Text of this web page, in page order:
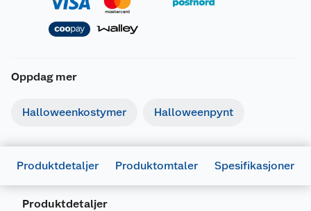
Oppdag mer
Halloweenkostymer Halloweenpynt
Produktdetaljer Produktomtaler Spesifikasjoner
Produktdetaljer